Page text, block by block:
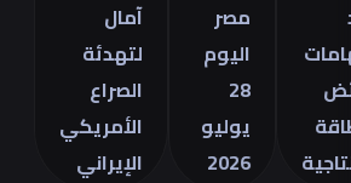
لتهدئة
الصراع
الأمريكي
الإيراني